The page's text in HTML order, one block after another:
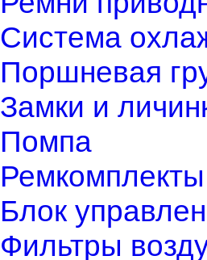
Система
Поршневая
Замки и
Помпа
Блок
Фильтры